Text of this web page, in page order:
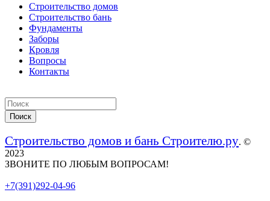
Строительство домов
Строительство бань
Фундаменты
Заборы
Кровля
Вопросы
Контакты
Строительство домов и бань Строителю.ру. ©
2023
ЗВОНИТЕ ПО ЛЮБЫМ ВОПРОСАМ!
+7(391)292-04-96